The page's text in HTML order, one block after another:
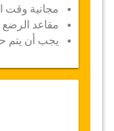
مجانية وقت
مقاعد الرضع
يجب أن يتم حجز